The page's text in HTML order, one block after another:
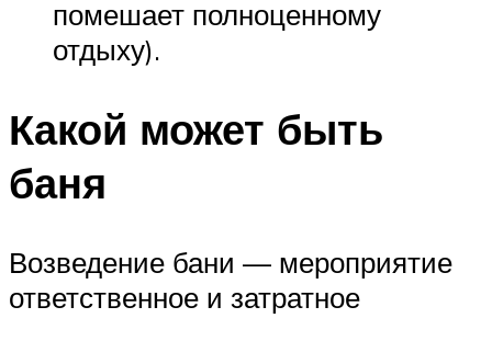
помешает полноценному
отдыху).
Какой может быть
баня
Возведение бани — мероприятие
ответственное и затратное